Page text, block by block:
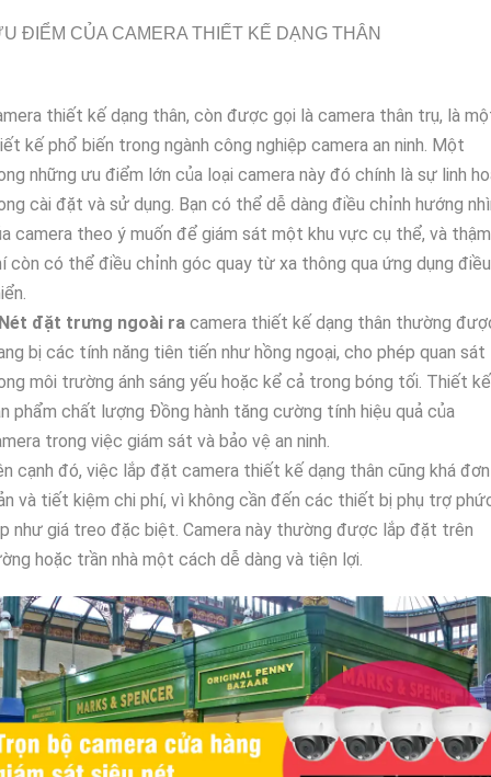
ĐIỂM CỦA CAMERA THIẾT KẾ DẠNG THÂN
thiết kế dạng thân, còn được gọi là camera thân trụ, là
kế phổ biến trong ngành công nghiệp camera an ninh. Một
những ưu điểm lớn của loại camera này đó chính là sự linh
cài đặt và sử dụng. Bạn có thể dễ dàng điều chỉnh hướng
camera theo ý muốn để giám sát một khu vực cụ thể, và thậm
còn có thể điều chỉnh góc quay từ xa thông qua ứng dụng điều
đặt trưng ngoài ra camera thiết kế dạng thân thường
bị các tính năng tiên tiến như hồng ngoại, cho phép quan sát
môi trường ánh sáng yếu hoặc kể cả trong bóng tối. Thiết kế
phẩm chất lượng Đồng hành tăng cường tính hiệu quả của
trong việc giám sát và bảo vệ an ninh.
cạnh đó, việc lắp đặt camera thiết kế dạng thân cũng khá đơn
và tiết kiệm chi phí, vì không cần đến các thiết bị phụ trợ
như giá treo đặc biệt. Camera này thường được lắp đặt trên
hoặc trần nhà một cách dễ dàng và tiện lợi.